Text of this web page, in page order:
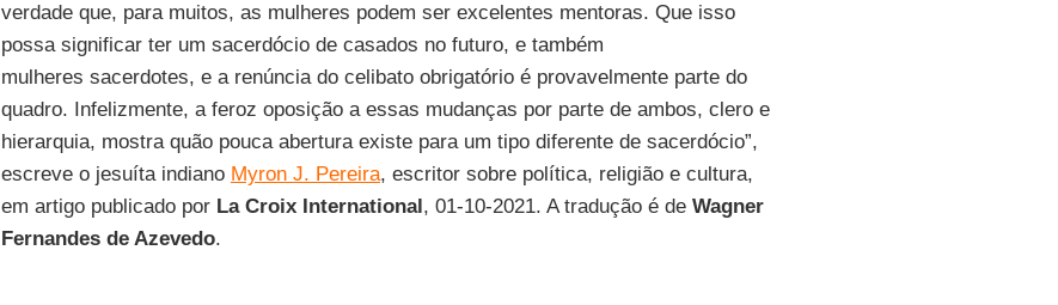
verdade que, para muitos, as mulheres podem ser excelentes mentoras. Que isso
possa significar ter um sacerdócio de casados no futuro, e também
mulheres sacerdotes, e a renúncia do celibato obrigatório é provavelmente parte do
quadro. Infelizmente, a feroz oposição a essas mudanças por parte de ambos, clero e
hierarquia, mostra quão pouca abertura existe para um tipo diferente de sacerdócio”,
escreve o jesuíta indiano Myron J. Pereira, escritor sobre política, religião e cultura,
em artigo publicado por La Croix International, 01-10-2021. A tradução é de Wagner
Fernandes de Azevedo.